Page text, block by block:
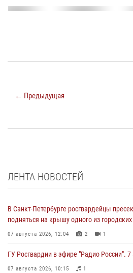
← Предыдущая
ЛЕНТА НОВОСТЕЙ
В Санкт-Петербурге росгвардейцы
подняться на крышу одного из
07 августа 2026, 12:04 2 1
ГУ Росгвардии в эфире "Радио России". 7
07 августа 2026, 10:15 1